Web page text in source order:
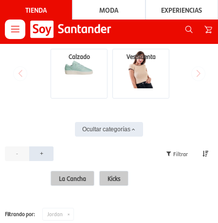
TIENDA MODA EXPERIENCIAS

Calzado Vestimenta
Ocultar categorías
- +
La Cancha Kicks
Filtrando por: Jordan